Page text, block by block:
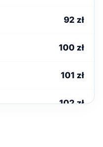
92 zł
100 zł
101 zł
102 zł